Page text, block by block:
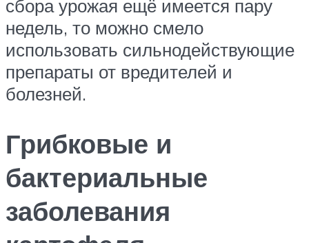
сбора урожая ещё имеется пару
недель, то можно смело
использовать сильнодействующие
препараты от вредителей и
болезней.
Грибковые и
бактериальные
заболевания